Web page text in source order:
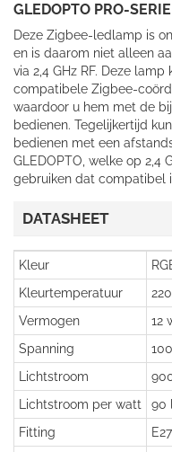
GLEDOPTO PRO-SERIE
Deze Zigbee-ledlamp is
en is daarom niet alleen
via 2,4 GHz RF. Deze
compatibele Zigbee-
waardoor u hem met de
bedienen. Tegelijkertijd
bedienen met een
GLEDOPTO, welke op 2,4
gebruiken dat compatibel
DATASHEET
Kleur
Kleurtemperatuur
Vermogen
12
Spanning
Lichtstroom
Lichtstroom per watt
90
Fitting
E27